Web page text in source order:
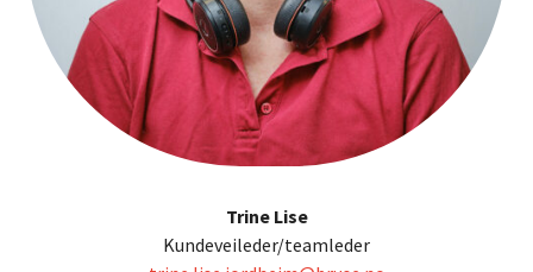
Trine Lise
Kundeveileder/teamleder